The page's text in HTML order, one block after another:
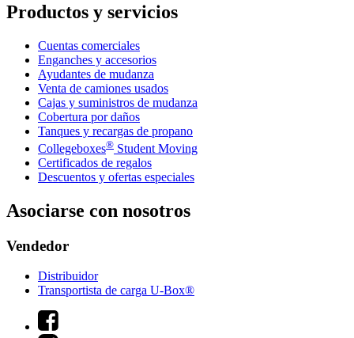
Productos y servicios
Cuentas comerciales
Enganches y accesorios
Ayudantes de mudanza
Venta de camiones usados
Cajas y suministros de mudanza
Cobertura por daños
Tanques y recargas de propano
Collegeboxes® Student Moving
Certificados de regalos
Descuentos y ofertas especiales
Asociarse con nosotros
Vendedor
Distribuidor
Transportista de carga U-Box®